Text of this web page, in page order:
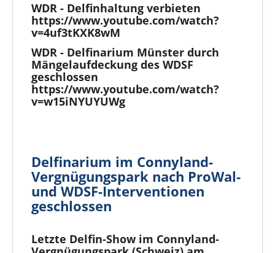
WDR - Delfinhaltung verbieten
https://www.youtube.com/watch?
v=4uf3tKXK8wM
WDR - Delfinarium Münster durch
Mängelaufdeckung des WDSF
geschlossen
https://www.youtube.com/watch?
v=w15iNYUYUWg
Delfinarium im Connyland-
Vergnügungspark nach ProWal-
und WDSF-Interventionen
geschlossen
Letzte Delfin-Show im Connyland-